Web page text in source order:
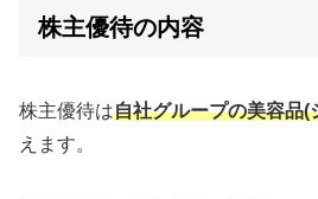
株主優待の内容
株主優待は自社グループの美容品(
えます。